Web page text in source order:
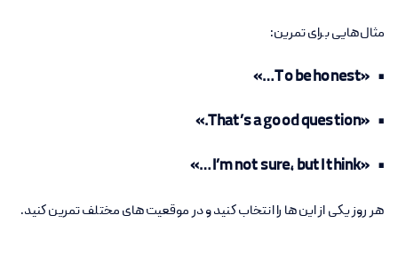
مثال‌هایی برای تمرین:
• «To be honest…»
• «That’s a good question.»
• «I’m not sure, but I think…»
هر روز یکی از این‌ها را انتخاب کنید و در موقعیت‌های مختلف تمرین کنید.